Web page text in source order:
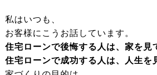
私はいつも、
お客様にこうお話しています。
住宅ローンで後悔する人は、家を見
住宅ローンで成功する人は、人生を